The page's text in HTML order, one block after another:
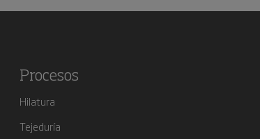
Procesos
Hilatura
Tejeduría